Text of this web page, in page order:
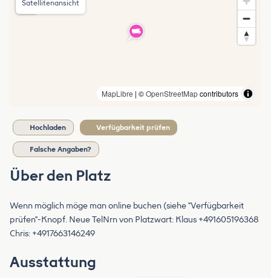
MapLibre | ©OpenStreetMapcontributors
Satellitenansicht
Hochladen Verfügbarkeit prüfen
Falsche Angaben?
Über den Platz
Wenn möglich möge man online buchen (siehe "Verfügbarkeit
prüfen"-Knopf. Neue TelNrn von Platzwart: Klaus +491605196368
Chris: +4917663146249
Ausstattung